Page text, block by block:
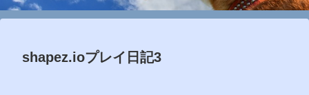
shapez.ioプレイ日記3